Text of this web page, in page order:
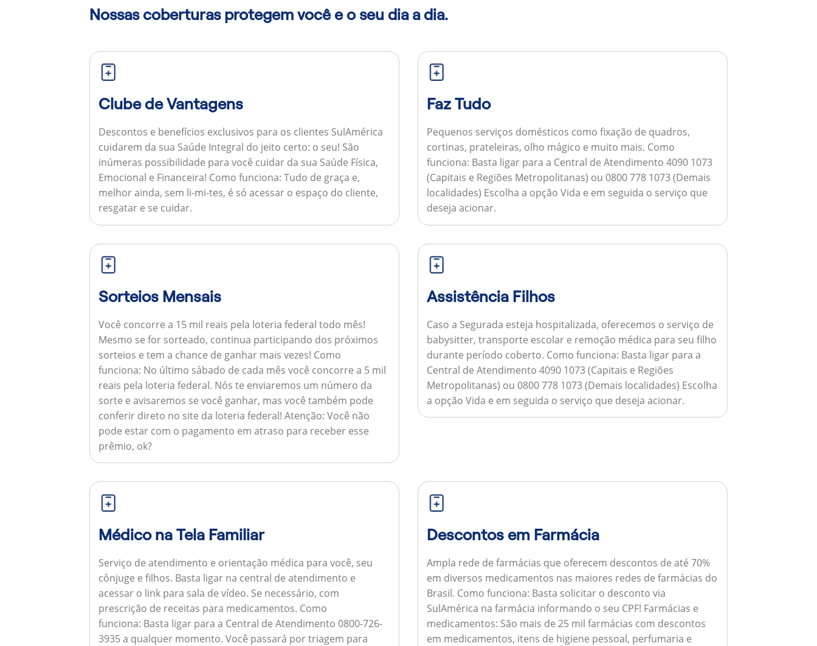
Nossas coberturas protegem você e o seu dia a dia.
Clube de Vantagens
Descontos e benefícios exclusivos para os clientes SulAmérica
cuidarem da sua Saúde Integral do jeito certo: o seu! São
inúmeras possibilidade para você cuidar da sua Saúde Física,
Emocional e Financeira! Como funciona: Tudo de graça e,
melhor ainda, sem li-mi-tes, é só acessar o espaço do cliente,
resgatar e se cuidar.
Faz Tudo
Pequenos serviços domésticos como fixação de quadros,
cortinas, prateleiras, olho mágico e muito mais. Como
funciona: Basta ligar para a Central de Atendimento 4090 1073
(Capitais e Regiões Metropolitanas) ou 0800 778 1073 (Demais
localidades) Escolha a opção Vida e em seguida o serviço que
deseja acionar.
Sorteios Mensais
Você concorre a 15 mil reais pela loteria federal todo mês!
Mesmo se for sorteado, continua participando dos próximos
sorteios e tem a chance de ganhar mais vezes! Como
funciona: No último sábado de cada mês você concorre a 5 mil
reais pela loteria federal. Nós te enviaremos um número da
sorte e avisaremos se você ganhar, mas você também pode
conferir direto no site da loteria federal!Atenção: Você não
pode estar com o pagamento em atraso para receber esse
prêmio, ok?
Assistência Filhos
Caso a Segurada esteja hospitalizada, oferecemos o serviço de
babysitter, transporte escolar e remoção médica para seu filho
durante período coberto. Como funciona: Basta ligar para a
Central de Atendimento 4090 1073 (Capitais e Regiões
Metropolitanas) ou 0800 778 1073 (Demais localidades) Escolha
a opção Vida e em seguida o serviço que deseja acionar.
Médico na Tela Familiar
Serviço de atendimento e orientação médica para você, seu
cônjuge e filhos. Basta ligar na central de atendimento e
acessar o link para sala de vídeo. Se necessário, com
prescrição de receitas para medicamentos. Como
funciona: Basta ligar para a Central de Atendimento 0800-726-
3935 a qualquer momento. Você passará por triagem para
Descontos em Farmácia
Ampla rede de farmácias que oferecem descontos de até 70%
em diversos medicamentos nas maiores redes de farmácias do
Brasil. Como funciona: Basta solicitar o desconto via
SulAmérica na farmácia informando o seu CPF! Farmácias e
medicamentos: São mais de 25 mil farmácias com descontos
em medicamentos, itens de higiene pessoal, perfumaria e